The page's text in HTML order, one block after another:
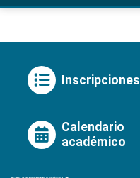
Inscripciones
Calendario
académico